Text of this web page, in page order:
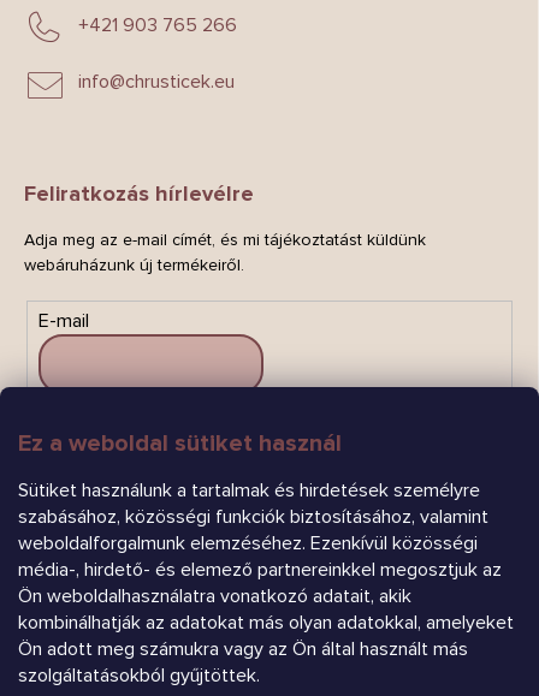
Ez a weboldal sütiket használ
Sütiket használunk a tartalmak és hirdetések személyre
szabásához, közösségi funkciók biztosításához, valamint
weboldalforgalmunk elemzéséhez. Ezenkívül közösségi
média-, hirdető- és elemező partnereinkkel megosztjuk az
Ön weboldalhasználatra vonatkozó adatait, akik
kombinálhatják az adatokat más olyan adatokkal, amelyeket
Ön adott meg számukra vagy az Ön által használt más
szolgáltatásokból gyűjtöttek.
info@chrusticek.eu
+421 903 765 266
Feliratkozás hírlevélre
Adja meg az e-mail címét, és mi tájékoztatást küldünk
webáruházunk új termékeiről.
E-mail
FELIRATKOZÁS
Árukereső.hu